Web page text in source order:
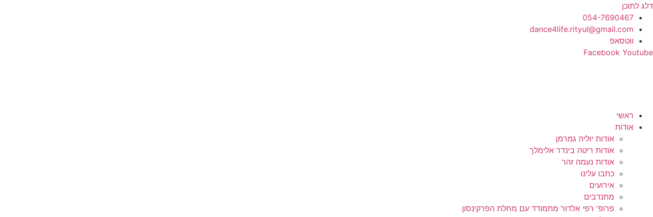
דלג לתוכן
054-7690467
dance4life.rityul@gmail.com
ווטסאפ
Facebook Youtube
ראשי
אודות
אודות יוליה גמרמן
אודות ריטה בינדר אלימלך
אודות נעמה זהר
כתבו עלינו
אירועים
מתנדבים
פרופ' רפי אלדור מתמודד עם מחלת הפרקינסון